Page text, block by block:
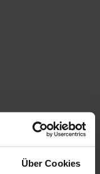
Über Cookies